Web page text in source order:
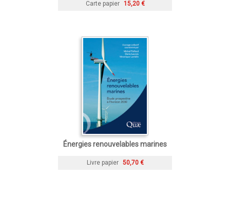
Carte papier 15,20 €
Énergies renouvelables marines
Livre papier 50,70 €